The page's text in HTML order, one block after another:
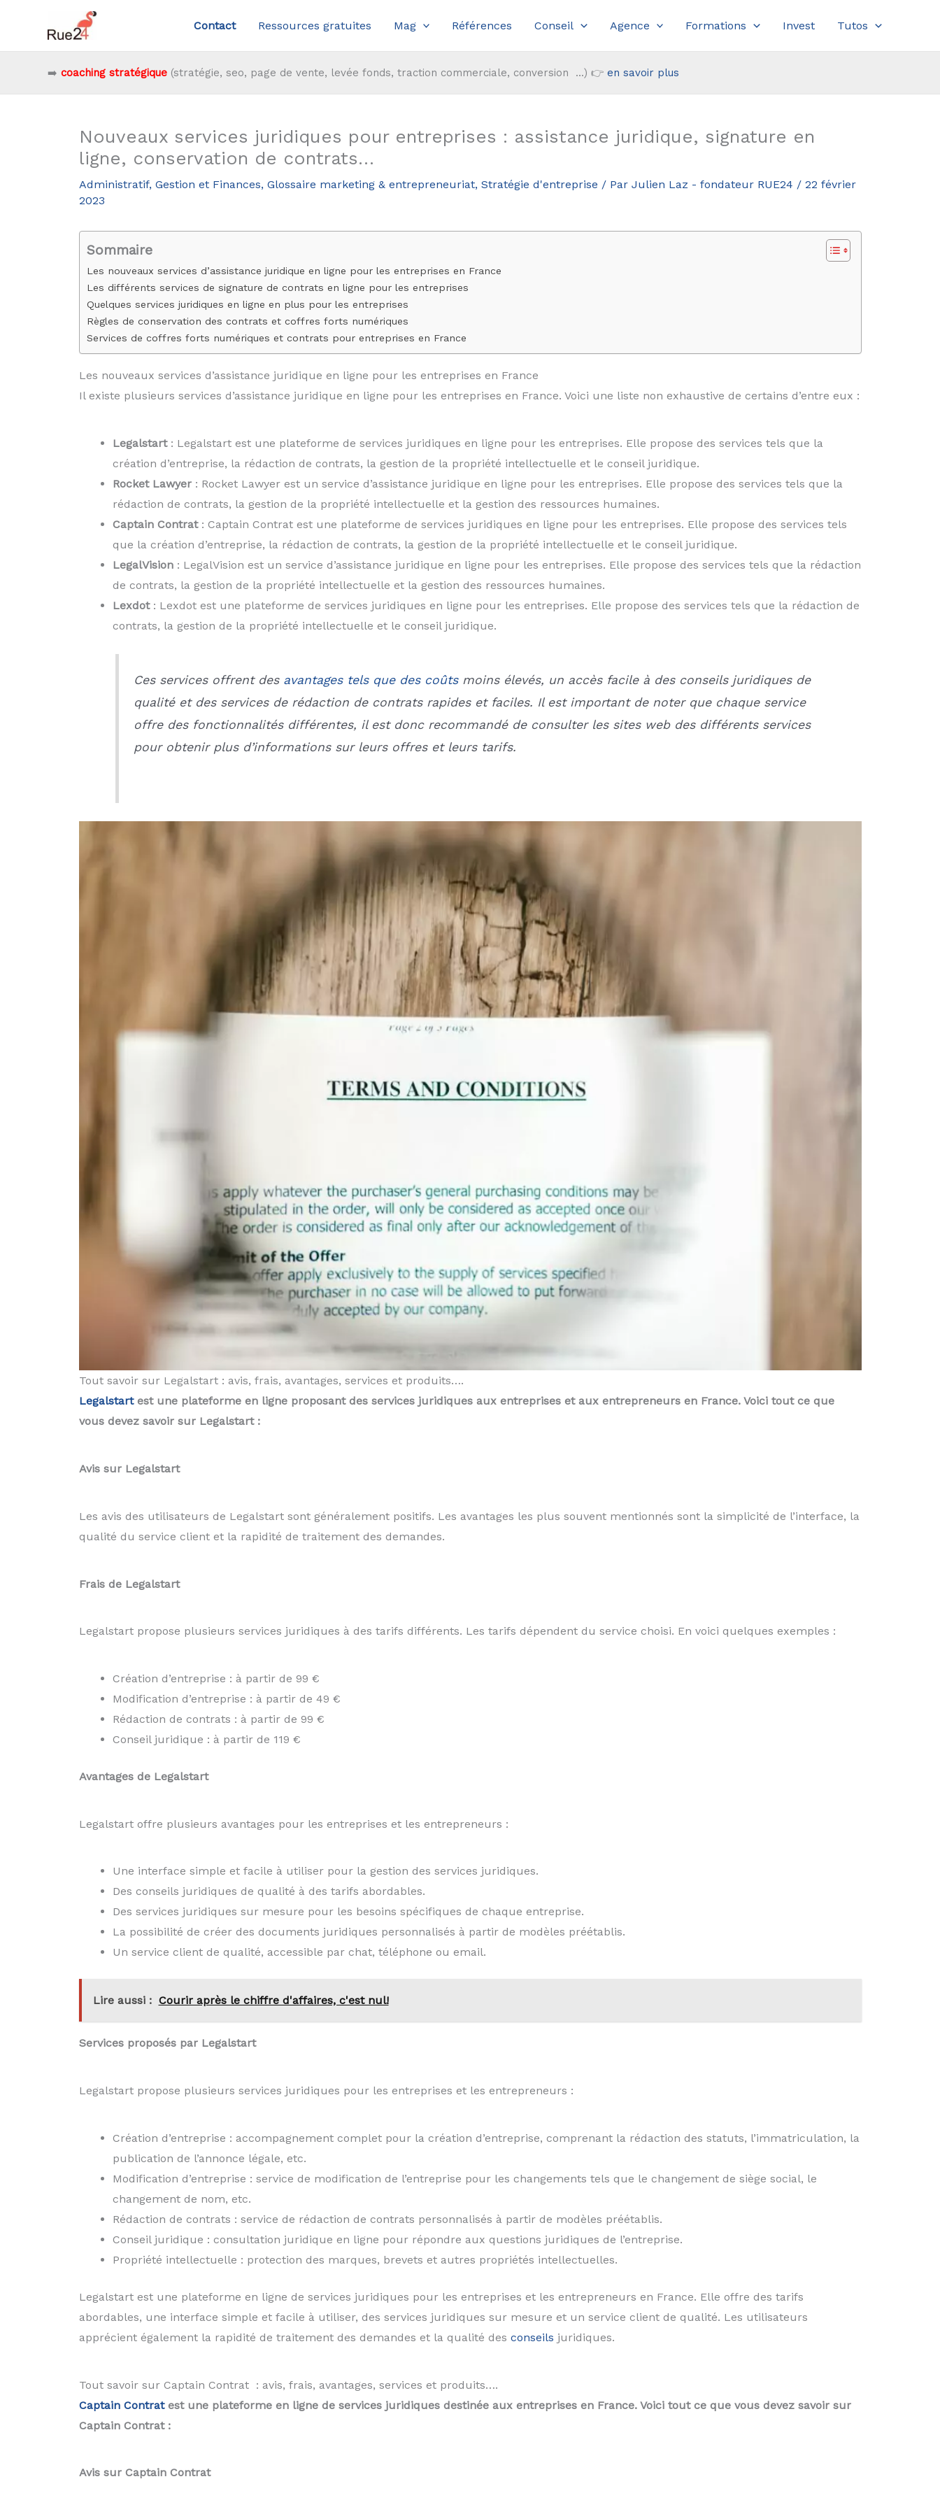
contenu
Contact Ressources gratuites Mag Références Conseil Agence Formations Invest Tutos
➡️ coaching stratégique(stratégie, seo, page de vente, levée fonds, traction commerciale, conversion ...) 👉 en savoir plus
Nouveaux services juridiques pour entreprises : assistance juridique, signature en
ligne, conservation de contrats…
Administratif, Gestion et Finances, Glossaire marketing & entrepreneuriat, Stratégie d'entreprise / Par Julien Laz - fondateur RUE24 / 22 février
2023
Sommaire
Les nouveaux services d’assistance juridique en ligne pour les entreprises en France
Les différents services de signature de contrats en ligne pour les entreprises
Quelques services juridiques en ligne en plus pour les entreprises
Règles de conservation des contrats et coffres forts numériques
Services de coffres forts numériques et contrats pour entreprises en France
Les nouveaux services d’assistance juridique en ligne pour les entreprises en France
Il existe plusieurs services d’assistance juridique en ligne pour les entreprises en France. Voici une liste non exhaustive de certains d’entre eux :
Legalstart: Legalstart est une plateforme de services juridiques en ligne pour les entreprises. Elle propose des services tels que la
création d’entreprise, la rédaction de contrats, la gestion de la propriété intellectuelle et le conseil juridique.
Rocket Lawyer: Rocket Lawyer est un service d’assistance juridique en ligne pour les entreprises. Elle propose des services tels que la
rédaction de contrats, la gestion de la propriété intellectuelle et la gestion des ressources humaines.
Captain Contrat : Captain Contrat est une plateforme de services juridiques en ligne pour les entreprises. Elle propose des services tels
que la création d’entreprise, la rédaction de contrats, la gestion de la propriété intellectuelle et le conseil juridique.
LegalVision: LegalVision est un service d’assistance juridique en ligne pour les entreprises. Elle propose des services tels que la rédaction
de contrats, la gestion de la propriété intellectuelle et la gestion des ressources humaines.
Lexdot: Lexdot est une plateforme de services juridiques en ligne pour les entreprises. Elle propose des services tels que la rédaction de
contrats, la gestion de la propriété intellectuelle et le conseil juridique.
Ces services offrent des avantages tels que des coûtsmoins élevés, un accès facile à des conseils juridiques de
qualité et des services de rédaction de contrats rapides et faciles. Il est important de noter que chaque service
offre des fonctionnalités différentes, il est donc recommandé de consulter les sites web des différents services
pour obtenir plus d’informations sur leurs offres et leurs tarifs.
Tout savoir sur Legalstart : avis, frais, avantages, services et produits….
Legalstartest une plateforme en ligne proposant des services juridiques aux entreprises et aux entrepreneurs en France. Voici tout ce que
vous devez savoir sur Legalstart :
Avis sur Legalstart
Les avis des utilisateurs de Legalstart sont généralement positifs. Les avantages les plus souvent mentionnés sont la simplicité de l’interface, la
qualité du service client et la rapidité de traitement des demandes.
Frais de Legalstart
Legalstart propose plusieurs services juridiques à des tarifs différents. Les tarifs dépendent du service choisi. En voici quelques exemples :
Création d’entreprise : à partir de 99 €
Modification d’entreprise : à partir de 49 €
Rédaction de contrats : à partir de 99 €
Conseil juridique : à partir de 119 €
Avantages de Legalstart
Legalstart offre plusieurs avantages pour les entreprises et les entrepreneurs :
Une interface simple et facile à utiliser pour la gestion des services juridiques.
Des conseils juridiques de qualité à des tarifs abordables.
Des services juridiques sur mesure pour les besoins spécifiques de chaque entreprise.
La possibilité de créer des documents juridiques personnalisés à partir de modèles préétablis.
Un service client de qualité, accessible par chat, téléphone ou email.
Lire aussi : Courir après le chiffre d'affaires, c'est nul!
Services proposés par Legalstart
Legalstart propose plusieurs services juridiques pour les entreprises et les entrepreneurs :
Création d’entreprise : accompagnement complet pour la création d’entreprise, comprenant la rédaction des statuts, l’immatriculation, la
publication de l’annonce légale, etc.
Modification d’entreprise : service de modification de l’entreprise pour les changements tels que le changement de siège social, le
changement de nom, etc.
Rédaction de contrats : service de rédaction de contrats personnalisés à partir de modèles préétablis.
Conseil juridique : consultation juridique en ligne pour répondre aux questions juridiques de l’entreprise.
Propriété intellectuelle : protection des marques, brevets et autres propriétés intellectuelles.
Legalstart est une plateforme en ligne de services juridiques pour les entreprises et les entrepreneurs en France. Elle offre des tarifs
abordables, une interface simple et facile à utiliser, des services juridiques sur mesure et un service client de qualité. Les utilisateurs
apprécient également la rapidité de traitement des demandes et la qualité des conseils juridiques.
Tout savoir sur Captain Contrat : avis, frais, avantages, services et produits….
Captain Contratest une plateforme en ligne de services juridiques destinée aux entreprises en France. Voici tout ce que vous devez savoir sur
Captain Contrat :
Avis sur Captain Contrat